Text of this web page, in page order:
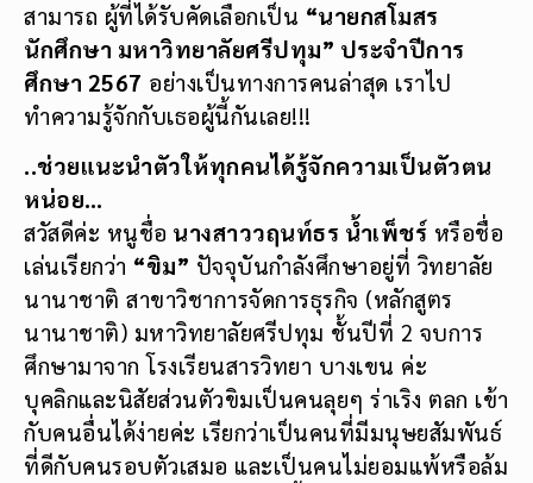
สามารถ ผู้ที่ได้รับคัดเลือกเป็น “นายกสโมสร
นักศึกษา มหาวิทยาลัยศรีปทุม” ประจำปีการ
ศึกษา 2567 อย่างเป็นทางการคนล่าสุด เราไป
ทำความรู้จักกับเธอผู้นี้กันเลย!!!
..ช่วยแนะนำตัวให้ทุกคนได้รู้จักความเป็นตัวตน
หน่อย…
สวัสดีค่ะ หนูชื่อ นางสาววฤนท์ธร น้ำเพ็ชร์ หรือชื่อ
เล่นเรียกว่า “ขิม” ปัจจุบันกำลังศึกษาอยู่ที่ วิทยาลัย
นานาชาติ สาขาวิชาการจัดการธุรกิจ (หลักสูตร
นานาชาติ) มหาวิทยาลัยศรีปทุม ชั้นปีที่ 2 จบการ
ศึกษามาจาก โรงเรียนสารวิทยา บางเขน ค่ะ
บุคลิกและนิสัยส่วนตัวขิมเป็นคนลุยๆ ร่าเริง ตลก เข้า
กับคนอื่นได้ง่ายค่ะ เรียกว่าเป็นคนที่มีมนุษยสัมพันธ์
ที่ดีกับคนรอบตัวเสมอ และเป็นคนไม่ยอมแพ้หรือล้ม